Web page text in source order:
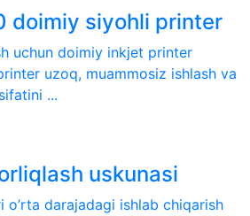
doimiy siyohli printer
uchun doimiy inkjet printer
uzoq, muammosiz ishlash va
...
uskunasi
darajadagi ishlab chiqarish